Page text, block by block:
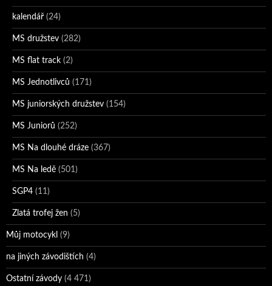
kalendář (24)
MS družstev (282)
MS flat track (2)
MS Jednotlivců (171)
MS juniorských družstev (154)
MS Juniorů (252)
MS Na dlouhé dráze (367)
MS Na ledě (501)
SGP4 (11)
Zlatá trofej žen (5)
Můj motocykl (9)
na jiných závodištích (4)
Ostatní závody (4 471)